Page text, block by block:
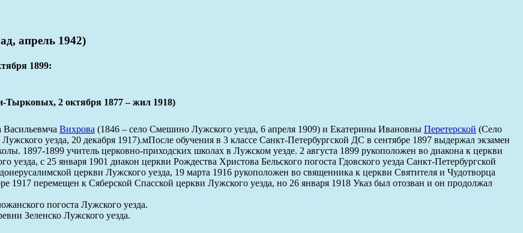
апрель 1942)
1899:
2 октября 1877 – жил 1918)
Вихрова (1846 – село Смешино Лужского уезда, 6 апреля 1909) и Екатерины Ивановны Перетерской (Село
уезда, 20 декабря 1917).мПосле обучения в 3 классе Санкт-Петербургской ДС в сентябре 1897 выдержал экзамен
1897-1899 учитель церковно-приходских школах в Лужском уезде. 2 августа 1899 рукоположен во диакона к церкви
с 25 января 1901 диакон церкви Рождества Христова Бельского погоста Гдовского уезда Санкт-Петербургской
церкви Лужского уезда, 19 марта 1916 рукоположен во священника к церкви Святителя и Чудотворца
1917 перемещен к Сяберской Спасской церкви Лужского уезда, но 26 января 1918 Указ был отозван и он продолжал
погоста Лужского уезда.
Зеленско Лужского уезда.